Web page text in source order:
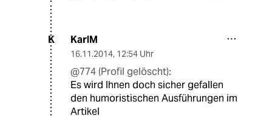
K KarlM
16.11.2014, 12:54 Uhr
@774 (Profil gelöscht):
Es wird Ihnen doch sicher gefallen
den humoristischen Ausführungen im
Artikel